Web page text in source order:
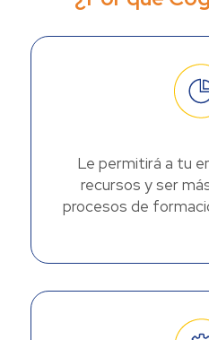
Le permitirá a tu
recursos y ser
procesos de